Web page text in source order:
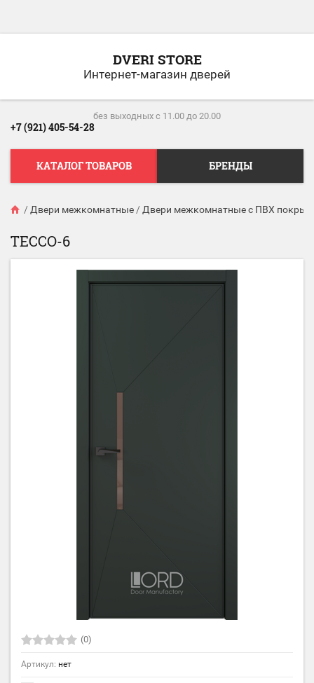
DVERI STORE
Интернет-магазин дверей
без выходных c 11.00 до 20.00
+7 (921) 405-54-28
КАТАЛОГ ТОВАРОВ БРЕНДЫ
/ Двери межкомнатные / Двери межкомнатные с ПВХ
ТЕССО-6
(0)
Артикул: нет